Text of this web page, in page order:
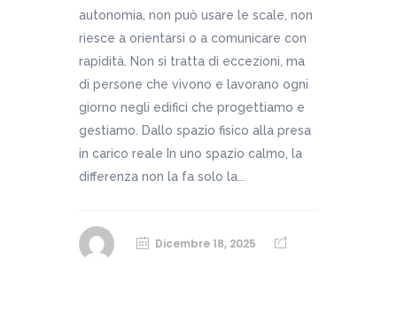
autonomia, non può usare le scale, non
riesce a orientarsi o a comunicare con
rapidità. Non si tratta di eccezioni, ma
di persone che vivono e lavorano ogni
giorno negli edifici che progettiamo e
gestiamo. Dallo spazio fisico alla presa
in carico reale In uno spazio calmo, la
differenza non la fa solo la...
Dicembre 18, 2025